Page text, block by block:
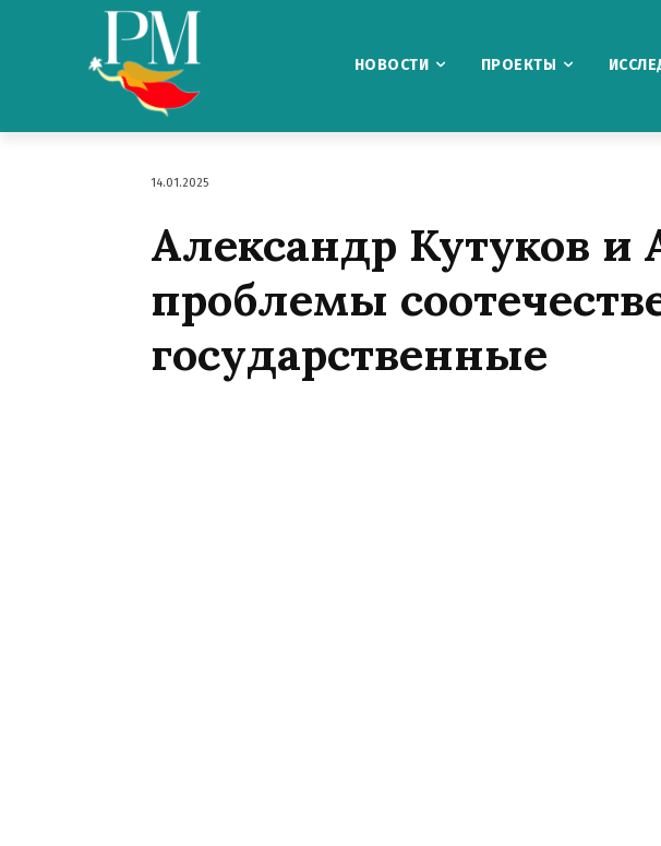
НОВОСТИ ПРОЕКТЫ
14.01.2025
Александр Кутуков и
проблемы
государственные